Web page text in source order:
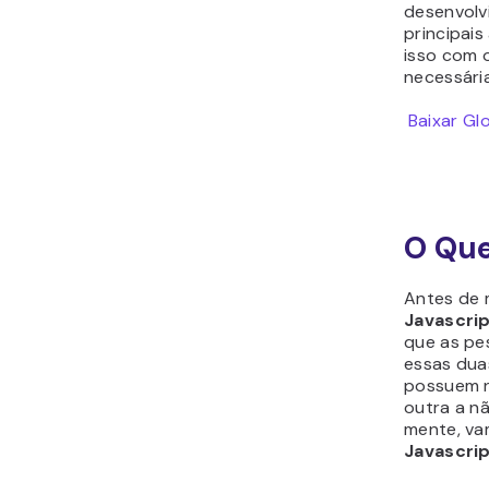
principais
isso com
Baixar
O
Antes de
que as
essas
possuem
outra a
mente,